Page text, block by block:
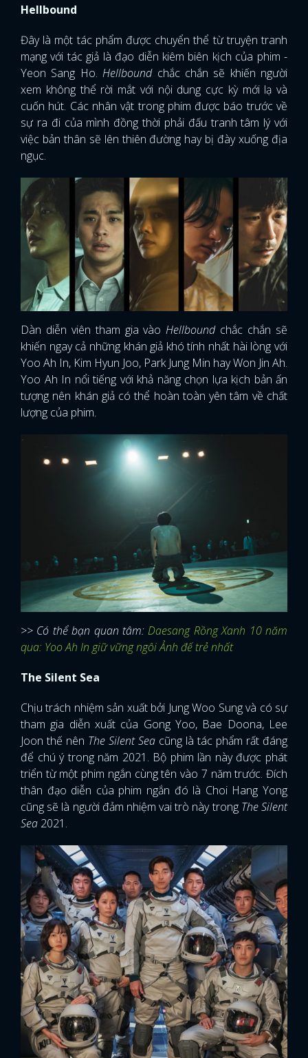
Hellbound
Đây là một tác phẩm được chuyển thể từ truyện tranh
mạng với tác giả là đạo diễn kiêm biên kịch của phim -
Yeon Sang Ho.Hellboundchắc chắn sẽ khiến người
xem không thể rời mắt với nội dung cực kỳ mới lạ và
cuốn hút. Các nhân vật trong phim được báo trước về
sự ra đi của mình đồng thời phải đấu tranh tâm lý với
việc bản thân sẽ lên thiên đường hay bị đày xuống địa
ngục.
Dàn diễn viên tham gia vàoHellbound chắc chắn sẽ
khiến ngay cả những khán giả khó tính nhất hài lòng với
Yoo Ah In, Kim Hyun Joo, Park Jung Min hay Won Jin Ah.
Yoo Ah In nổi tiếng với khả năng chọn lựa kịch bản ấn
tượng nên khán giả có thể hoàn toàn yên tâm về chất
lượng của phim.
>> Có thể bạn quan tâm:Daesang Rồng Xanh 10 năm
qua: Yoo Ah In giữ vững ngôi Ảnh đế trẻ nhất
The Silent Sea
Chịu trách nhiệm sản xuất bởi Jung Woo Sung và có sự
tham gia diễn xuất của Gong Yoo, Bae Doona, Lee
Joon thế nên The Silent Sea cũng là tác phẩm rất đáng
để chú ý trong năm 2021. Bộ phim lần này được phát
triển từ một phim ngắn cùng tên vào 7 năm trước. Đích
thân đạo diễn của phim ngắn đó là Choi Hang Yong
cũng sẽ là người đảm nhiệm vai trò này trong The Silent
Sea 2021.